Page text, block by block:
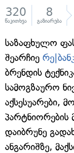
320
წაკითხვა
8
გაზიარება
საზაფხულო
შეარჩიე
ბრენდის
სამოგზაურო
აქსესუარები,
პარტნიორების
დაიბრუნე
ანგარიშზე,